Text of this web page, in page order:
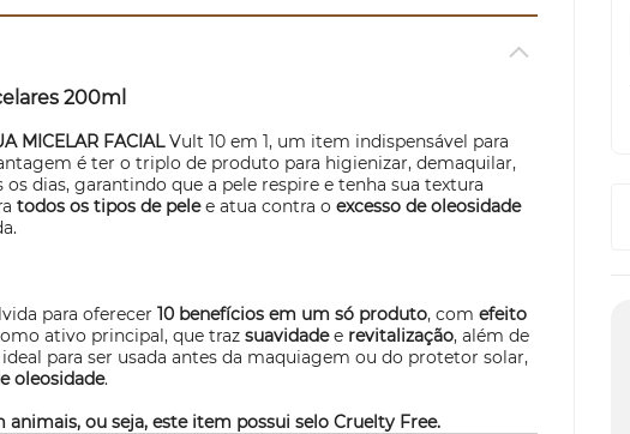
200ml
MICELAR FACIALVult 10 em 1, um item indispensável para
é ter o triplo de produto para higienizar, demaquilar,
dias, garantindo que a pele respire e tenha sua textura
todos os tipos de pelee atua contra o excesso de oleosidade
para oferecer 10 benefícios em um só produto, com efeito
ativo principal, que traz suavidadee revitalização, além de
ideal para ser usada antes da maquiagem ou do protetor solar,
oleosidade.
ou seja, este item possui selo Cruelty Free.